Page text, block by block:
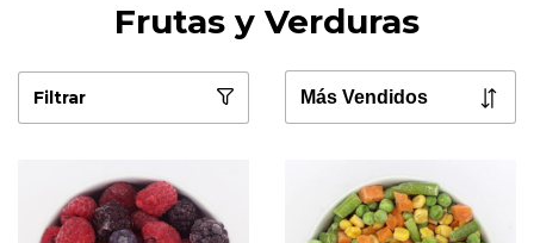
Frutas y Verduras
Filtrar